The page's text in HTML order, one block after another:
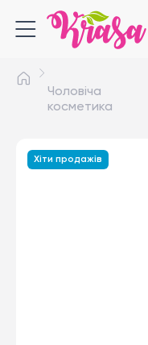
Чоловіча
косметика
Хіти продажів